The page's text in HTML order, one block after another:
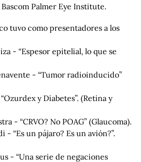
Palmer Eye Institute.
tuvo como presentadores a los
- “Espesor epitelial, lo que se
- “Tumor radioinducido”
y Diabetes”. (Retina y
- “CRVO? No POAG” (Glaucoma).
- “Es un pájaro? Es un avión?”.
- “Una serie de negaciones